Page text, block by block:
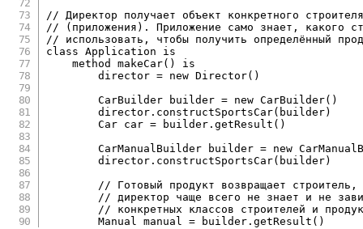
//
//
( приложения ) . Приложение само знает ,
// использовать ,
чтобы получить определённый
class
Application
is
    method makeCar
( )
is
        director
= new Director( )
        CarBuilder builder
= new CarBuilder( )
        director
. constructSportsCar( builder)
        Car car
= builder .getResult ( )
        CarManualBuilder builder
= new
        director
. constructSportsCar( builder)
// Готовый продукт возвращает строитель ,
// директор чаще всего не знает и не
// конкретных классов строителей и
        Manual manual
= builder .getResult ( )